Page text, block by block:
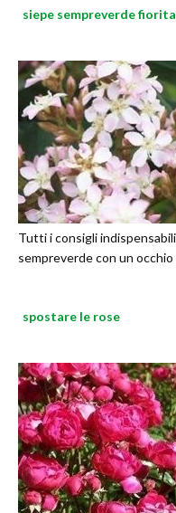
siepe sempreverde fiorita
Tutti i consigli
sempreverde con un
spostare le rose